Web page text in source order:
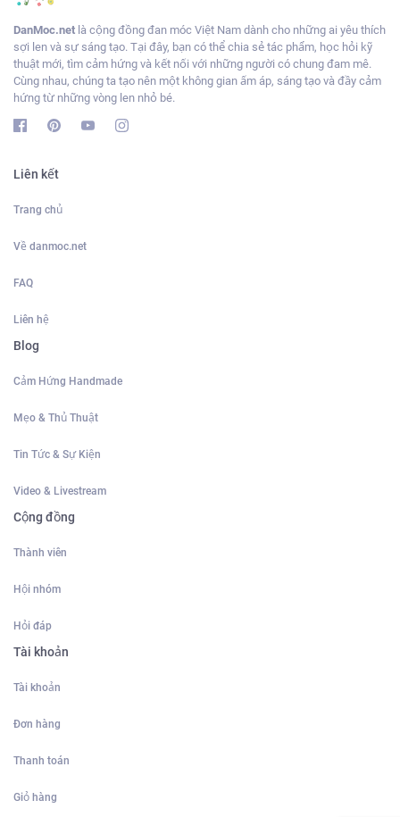
DanMoc.net là cộng đồng đan móc Việt Nam dành cho những ai yêu thích
sợi len và sự sáng tạo. Tại đây, bạn có thể chia sẻ tác phẩm, học hỏi kỹ
thuật mới, tìm cảm hứng và kết nối với những người có chung đam mê.
Cùng nhau, chúng ta tạo nên một không gian ấm áp, sáng tạo và đầy cảm
hứng từ những vòng len nhỏ bé.
Liên kết
Trang chủ
Về danmoc.net
FAQ
Liên hệ
Blog
Cảm Hứng Handmade
Mẹo & Thủ Thuật
Tin Tức & Sự Kiện
Video & Livestream
Cộng đồng
Thành viên
Hội nhóm
Hỏi đáp
Tài khoản
Tài khoản
Đơn hàng
Thanh toán
Giỏ hàng